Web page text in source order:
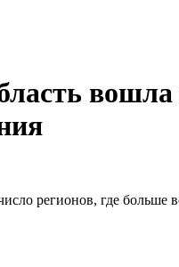
регионов, где больше